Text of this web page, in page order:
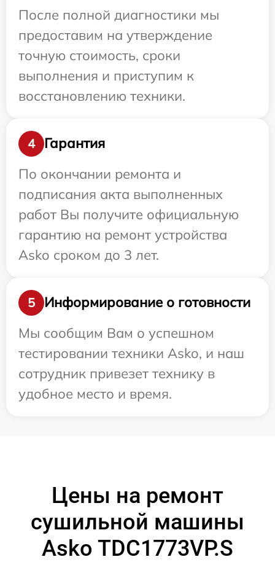
После полной диагностики мы
предоставим на утверждение
точную стоимость, сроки
выполнения и приступим к
восстановлению техники.
4
Гарантия
По окончании ремонта и
подписания акта выполненных
работ Вы получите официальную
гарантию на ремонт устройства
Asko сроком до 3 лет.
5
Информирование о готовности
Мы сообщим Вам о успешном
тестировании техники Asko, и наш
сотрудник привезет технику в
удобное место и время.
Цены на ремонт
сушильной машины
Asko TDC1773VP.S